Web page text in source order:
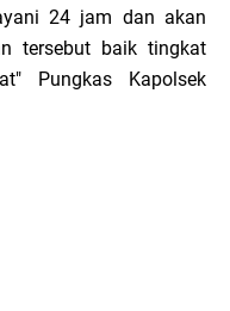
24 jam dan akan
tersebut baik tingkat
Pungkas Kapolsek